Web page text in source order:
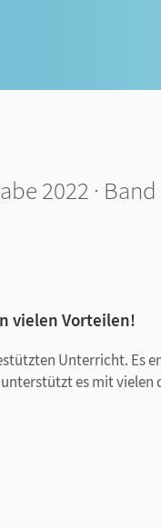
2022 ·
vielen Vorteilen!
Unterricht. Es
es mit vielen